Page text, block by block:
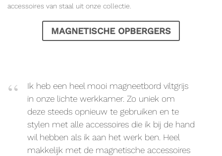
accessoires van staal uit onze collectie.
MAGNETISCHE OPBERGERS
Ik heb een heel mooi magneetbord viltgrijs
in onze lichte werkkamer. Zo uniek om
deze steeds opnieuw te gebruiken en te
stylen met alle accessoires die ik bij de hand
wil hebben als ik aan het werk ben. Heel
makkelijk met de magnetische accessoires